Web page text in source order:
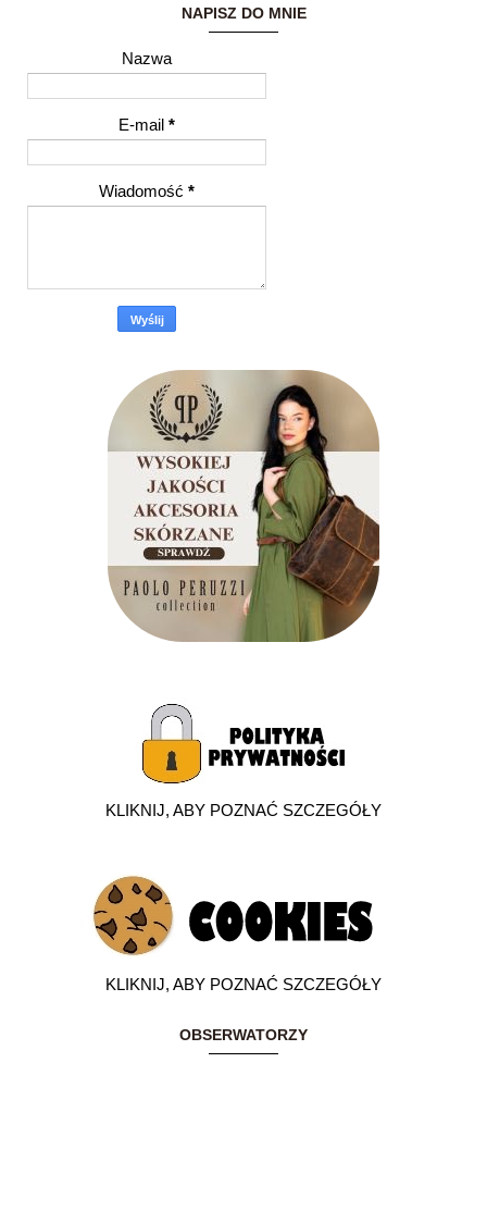
NAPISZ DO MNIE
Nazwa
E-mail *
Wiadomość *
KLIKNIJ, ABY POZNAĆ SZCZEGÓŁY
KLIKNIJ, ABY POZNAĆ SZCZEGÓŁY
OBSERWATORZY